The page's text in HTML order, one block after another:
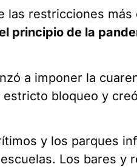
las restricciones
principio de la
a imponer la
bloqueo y
y los parques
Los bares y